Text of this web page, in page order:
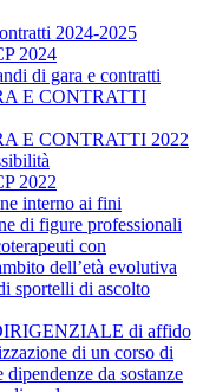
2024-2025
2024
di gara e contratti
E CONTRATTI
E CONTRATTI 2022
2022
interno ai fini
di figure professionali
con
dell’età evolutiva
sportelli di ascolto
di affido
di un corso di
da sostanze